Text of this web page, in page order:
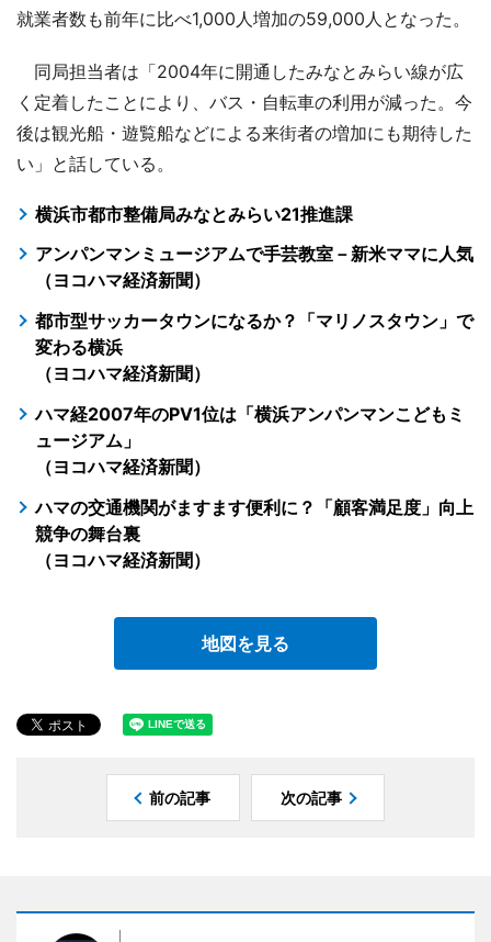
就業者数も前年に比べ1,000人増加の59,000人となった。
同局担当者は「2004年に開通したみなとみらい線が広
く定着したことにより、バス・自転車の利用が減った。今
後は観光船・遊覧船などによる来街者の増加にも期待した
い」と話している。
横浜市都市整備局みなとみらい21推進課
アンパンマンミュージアムで手芸教室－新米ママに人気
（ヨコハマ経済新聞）
都市型サッカータウンになるか？「マリノスタウン」で
変わる横浜
（ヨコハマ経済新聞）
ハマ経2007年のPV1位は「横浜アンパンマンこどもミ
ュージアム」
（ヨコハマ経済新聞）
ハマの交通機関がますます便利に？「顧客満足度」向上
競争の舞台裏
（ヨコハマ経済新聞）
地図を見る
前の記事 次の記事